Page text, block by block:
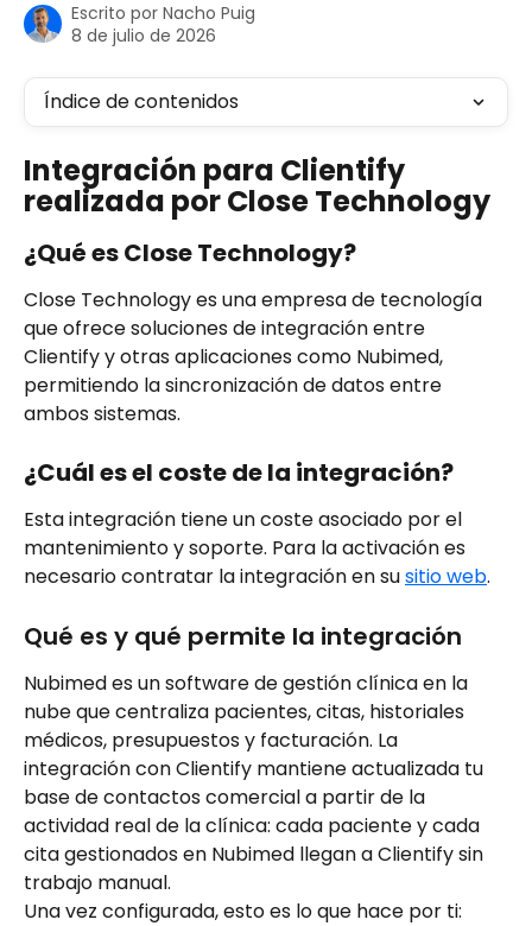
Escrito por Nacho Puig
8 de julio de 2026
Índice de contenidos
Integración para Clientify
realizada por Close Technology
¿Qué es Close Technology?
Close Technology es una empresa de tecnología
que ofrece soluciones de integración entre
Clientify y otras aplicaciones como Nubimed,
permitiendo la sincronización de datos entre
ambos sistemas.
¿Cuál es el coste de la integración?
Esta integración tiene un coste asociado por el
mantenimiento y soporte. Para la activación es
necesario contratar la integración en su sitio web.
Qué es y qué permite la integración
Nubimed es un software de gestión clínica en la
nube que centraliza pacientes, citas, historiales
médicos, presupuestos y facturación. La
integración con Clientify mantiene actualizada tu
base de contactos comercial a partir de la
actividad real de la clínica: cada paciente y cada
cita gestionados en Nubimed llegan a Clientify sin
trabajo manual.
Una vez configurada, esto es lo que hace por ti: